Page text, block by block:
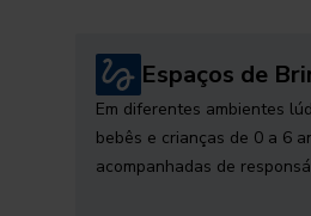
Espaços de
Em diferentes ambientes
bebês e crianças de 0 a 6
acompanhadas de